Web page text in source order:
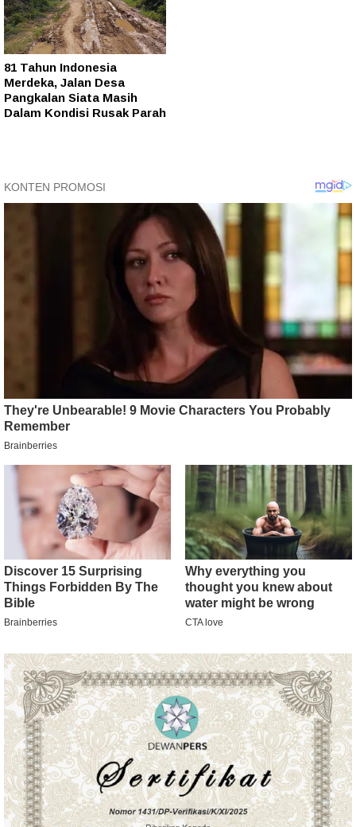
81 Tahun Indonesia
Merdeka, Jalan Desa
Pangkalan Siata Masih
Dalam Kondisi Rusak Parah